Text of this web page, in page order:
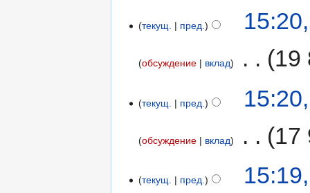
текущ. пред.
обсуждение вклад 19
текущ. пред.
обсуждение вклад 17
текущ. пред.